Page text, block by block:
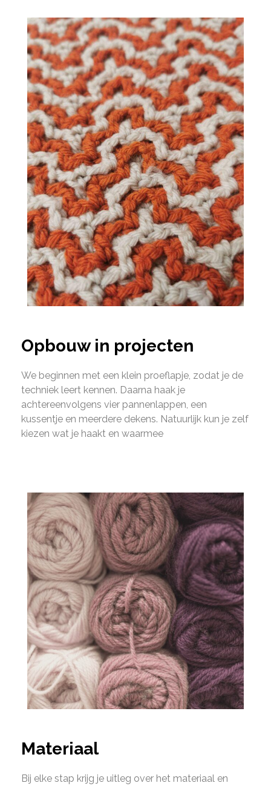
Opbouw in projecten
We beginnen met een klein proeflapje, zodat je de
techniek leert kennen. Daarna haak je
achtereenvolgens vier pannenlappen, een
kussentje en meerdere dekens. Natuurlijk kun je zelf
kiezen wat je haakt en waarmee
Materiaal
Bij elke stap krijg je uitleg over het materiaal en